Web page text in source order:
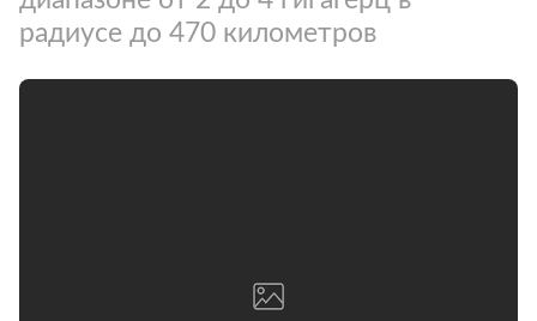
радиусе до 470 километров